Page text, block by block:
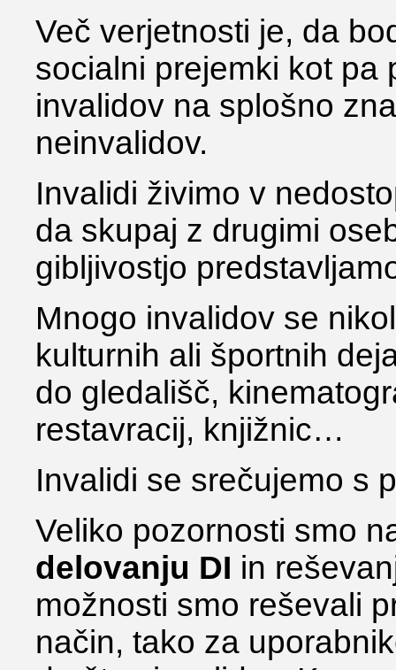
Več verjetnosti je, da
socialni prejemki kot pa
invalidov na splošno
neinvalidov.
Invalidi živimo v
da skupaj z drugimi
gibljivostjo
Mnogo invalidov se
kulturnih ali športnih
do gledališč,
restavracij, knjižnic…
Invalidi se srečujemo s
Veliko pozornosti smo
delovanju DI in
možnosti smo reševali
način, tako za